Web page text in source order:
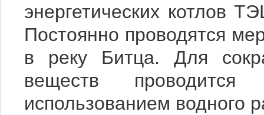
энергетических котлов
Постоянно проводятся
в реку Битца. Для
веществ
использованием водного